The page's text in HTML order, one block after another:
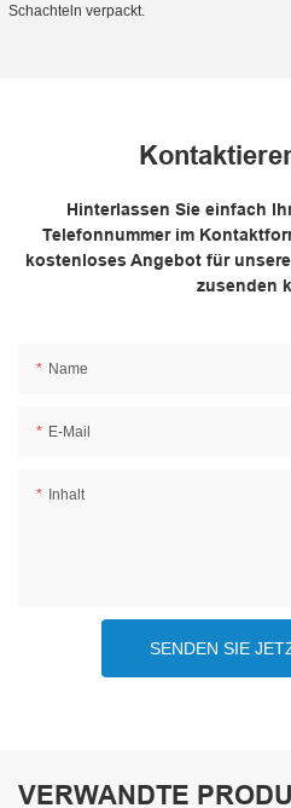
Schachteln verpackt.
Hinterlassen Sie einfach
Telefonnummer im
kostenloses Angebot für
zusenden
Name
E-Mail
Inhalt
SENDEN SIE
VERWANDTE